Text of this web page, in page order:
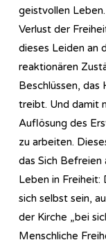
geistvollen
Verlust der
dieses Leiden an
reaktionären
Beschlüssen,
treibt. Und damit
Auflösung des
zu arbeiten.
das Sich Befreien
Leben in Freiheit:
sich selbst sein,
der Kirche „bei
Menschliche